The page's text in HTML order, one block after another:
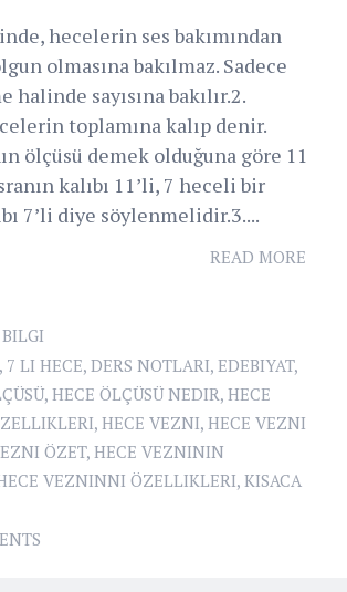
hecelerin ses bakımından
olmasına bakılmaz. Sadece
halinde sayısına bakılır.2.
toplamına kalıp denir.
ölçüsü demek olduğuna göre 11
kalıbı 11’li, 7 heceli bir
7’li diye söylenmelidir.3....
READ MORE
, 7 LI HECE, DERS NOTLARI, EDEBIYAT,
, HECE ÖLÇÜSÜ NEDIR, HECE
, HECE VEZNI, HECE VEZNI
ÖZET, HECE VEZNININ
VEZNINNI ÖZELLIKLERI, KISACA